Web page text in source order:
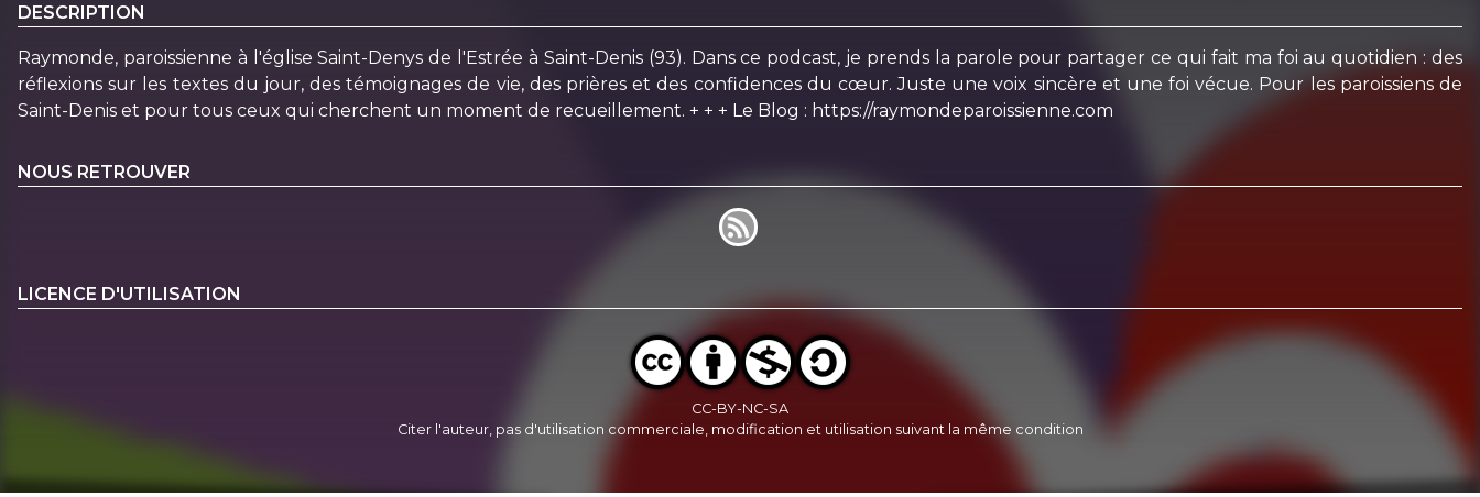
DESCRIPTION
Raymonde, paroissienne à l'église Saint-Denys de l'Estrée à Saint-Denis (93). Dans ce podcast, je prends la parole pour partager ce qui fait ma foi au quotidien : des
réflexions sur les textes du jour, des témoignages de vie, des prières et des confidences du cœur. Juste une voix sincère et une foi vécue. Pour les paroissiens de
Saint-Denis et pour tous ceux qui cherchent un moment de recueillement. + + + Le Blog : https://raymondeparoissienne.com
NOUS RETROUVER
LICENCE D'UTILISATION
CC-BY-NC-SA
Citer l'auteur, pas d'utilisation commerciale, modification et utilisation suivant la même condition